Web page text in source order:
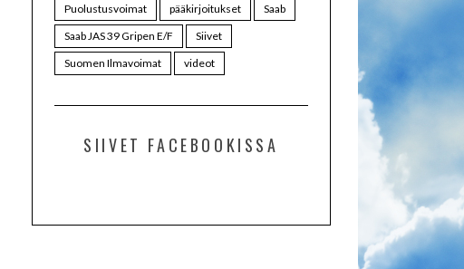
Puolustusvoimat
pääkirjoitukset
Saab
Saab JAS 39 Gripen E/F
Siivet
Suomen Ilmavoimat
videot
SIIVET FACEBOOKISSA